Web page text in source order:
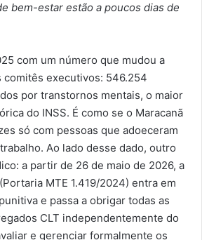
bem-estar estão a poucos dias de
com um número que mudou a
executivos: 546.254
por transtornos mentais, o maior
do INSS. É como se o Maracanã
só com pessoas que adoeceram
Ao lado desse dado, outro
a partir de 26 de maio de 2026, a
MTE 1.419/2024) entra em
e passa a obrigar todas as
CLT independentemente do
e gerenciar formalmente os